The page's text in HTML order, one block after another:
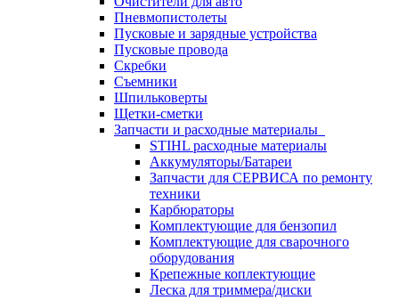
Пневмопистолеты
Пусковые и зарядные устройства
Пусковые провода
Скребки
Съемники
Шпильковерты
Щетки-сметки
Запчасти и расходные материалы
STIHL расходные материалы
Аккумуляторы/Батареи
Запчасти для СЕРВИСА по ремонту
техники
Карбюраторы
Комплектующие для бензопил
Комплектующие для сварочного
оборудования
Крепежные коплектующие
Леска для триммера/диски